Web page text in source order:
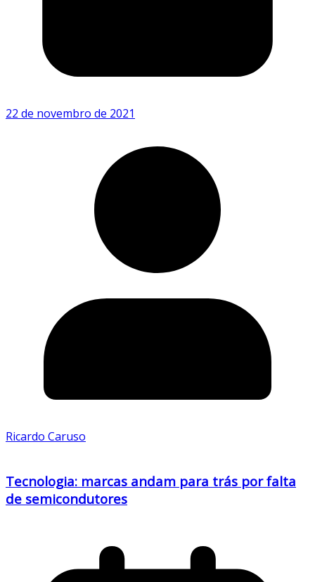
22 de novembro de 2021
Ricardo Caruso
Tecnologia: marcas andam para trás por falta
de semicondutores